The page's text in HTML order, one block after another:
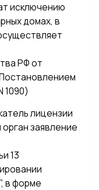
исключению
домах, в
РФ от
1090)
лицензии
заявление
13
в форме